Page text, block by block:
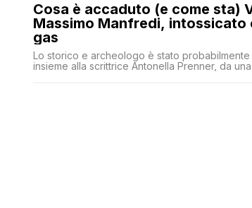
Cosa è accaduto (e come sta)
Massimo Manfredi, intossicato
gas
Lo storico e archeologo è stato probabilmente
insieme alla scrittrice Antonella Prenner, da